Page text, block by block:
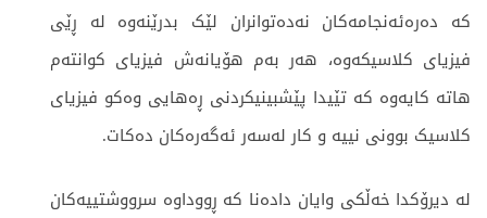
کە دەرەئەنجامەکان نەدەتوانران لێک بدرێنەوە لە ڕێی
فیزیای کلاسیکەوە، هەر بەم هۆیانەش فیزیای کوانتەم
هاتە کایەوە کە تێیدا پێشبینیکردنی ڕەهایی وەکو فیزیای
کلاسیک بوونی نییە و کار لەسەر ئەگەرەکان دەکات.
لە دیرۆکدا خەڵکی وایان دادەنا کە ڕووداوە سرووشتییەکان